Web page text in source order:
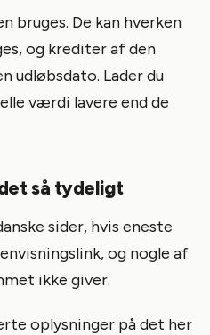
bruges. De kan hverken
og krediter af den
udløbsdato. Lader du
værdi lavere end de
så tydeligt
sider, hvis eneste
og nogle af
ikke giver.
oplysninger på det her